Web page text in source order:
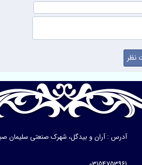
آدرس : آران و بیدگل، شهرک صنعتی سلیمان